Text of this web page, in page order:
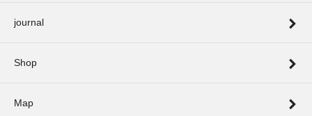
journal
Shop
Map